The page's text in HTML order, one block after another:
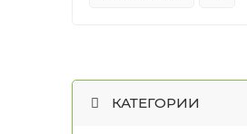
КАТЕГОРИИ